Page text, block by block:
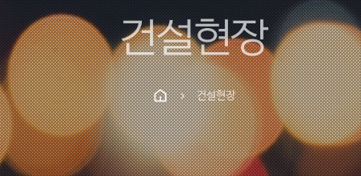
PrevNext
건설현장
chevron_right 건설현장